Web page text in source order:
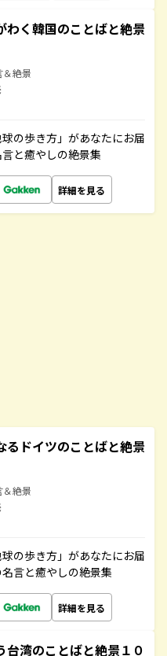
わく韓国のことばと絶景
＆絶景
の歩き方」があなたにお届
と癒やしの絶景集
詳細を見る
るドイツのことばと絶景
＆絶景
の歩き方」があなたにお届
言と癒やしの絶景集
詳細を見る
台湾のことばと絶景１０